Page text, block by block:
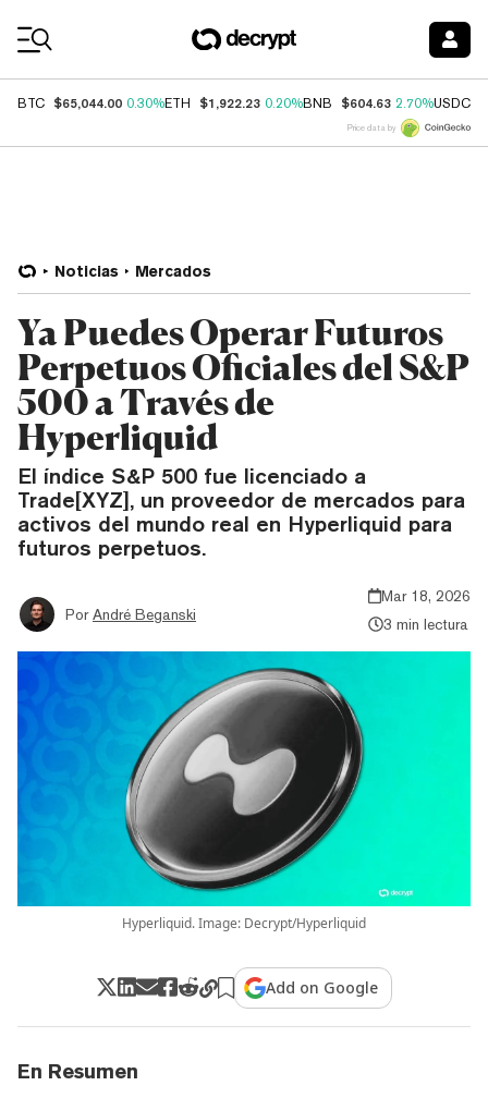
BTC $65,044.00 0.30%ETH $1,922.23 0.20%BNB $604.63 2.70%USDC
Price data by
Noticias Mercados
Ya Puedes Operar Futuros
Perpetuos Oficiales del S&P
500 a Través de
Hyperliquid
El índice S&P 500 fue licenciado a
Trade[XYZ], un proveedor de mercados para
activos del mundo real en Hyperliquid para
futuros perpetuos.
Por André Beganski
Mar 18, 2026
3 min lectura
Hyperliquid. Image: Decrypt/Hyperliquid
Add on Google
En Resumen